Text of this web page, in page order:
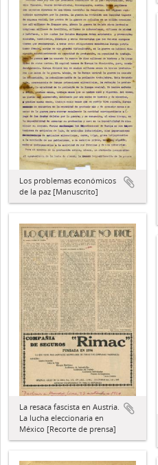
Los problemas económicos
de la paz [Manuscrito]
La resaca fascista en Austria.
La lucha eleccionaria en
México [Recorte de prensa]